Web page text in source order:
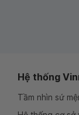
Hệ thống
Tầm nhìn sứ